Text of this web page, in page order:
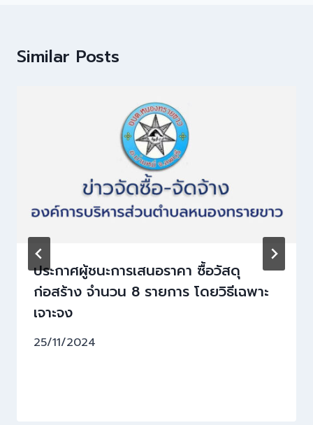
Similar Posts
ประกาศผู้ชนะการเสนอราคา ซื้อวัสดุ
ก่อสร้าง จำนวน 8 รายการ โดยวิธีเฉพาะ
เจาะจง
25/11/2024